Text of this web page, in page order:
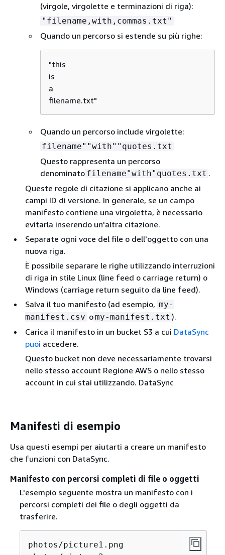
(virgole, virgolette e terminazioni di riga):
"filename,with,commas.txt"
Quando un percorso si estende su più righe:
"this
is
a
filename.txt"
Quando un percorso include virgolette:
filename""with""quotes.txt
Questo rappresenta un percorso
denominato filename"with"quotes.txt .
Queste regole di citazione si applicano anche ai
campi ID di versione. In generale, se un campo
manifesto contiene una virgoletta, è necessario
evitarla inserendo un'altra citazione.
Separate ogni voce del file o dell'oggetto con una
nuova riga.
È possibile separare le righe utilizzando interruzioni
di riga in stile Linux (line feed o carriage return) o
Windows (carriage return seguito da line feed).
Salva il tuo manifesto (ad esempio, my-
manifest.csv omy-manifest.txt ).
Carica il manifesto in un bucket S3 a cui DataSync
puoi accedere.
Questo bucket non deve necessariamente trovarsi
nello stesso account Regione AWS o nello stesso
account in cui stai utilizzando. DataSync
Manifesti di esempio
Usa questi esempi per aiutarti a creare un manifesto
che funzioni con DataSync.
Manifesto con percorsi completi di file o oggetti
L'esempio seguente mostra un manifesto con i
percorsi completi dei file o degli oggetti da
trasferire.
photos/picture1.png